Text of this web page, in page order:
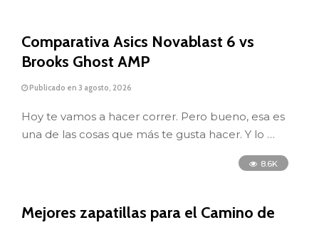
Comparativa Asics Novablast 6 vs
Brooks Ghost AMP
Publicado en 3 agosto, 2026
Hoy te vamos a hacer correr. Pero bueno, esa es
una de las cosas que más te gusta hacer. Y lo …
8.6K
Mejores zapatillas para el Camino de